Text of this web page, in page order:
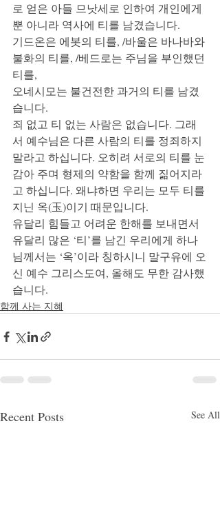
로 얻은 아들 므낫세로 인하여 개인에게
뿐 아니라 역사에 티를 남겼습니다.
기드온은 에봇의 티를, /바울은 바나바와
불화의 티를, /베드로는 주님을 부인했던
티를,
오네시모는 불건전한 과거의 티를 남겼
습니다.
죄 없고 티 없는 사람은 없습니다. 그래
서 예수님은 다른 사람의 티를 정죄하지
말라고 하십니다. 오히려 서로의 티를 눈
감아 주며 형제의 약함을 함께 짊어지라
고 하십니다. 왜냐하면 우리는 모두 티를
지닌 옥(玉)이기 때문입니다.
유달리 힘들고 어려운 한해를 보내면서
유달리 많은 ‘티’를 남긴 우리에게 하나
님께서는 ‘옥’이라 칭하시니 말구유에 오
신 예수 그리스도여, 올해도 무한 감사했
습니다.
함께 사는 지혜
Recent Posts See All